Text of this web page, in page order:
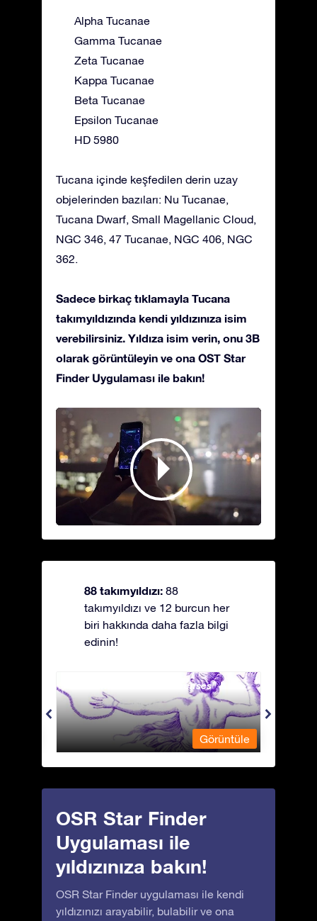
Alpha Tucanae
Gamma Tucanae
Zeta Tucanae
Kappa Tucanae
Beta Tucanae
Epsilon Tucanae
HD 5980
Tucana içinde keşfedilen derin uzay
objelerinden bazıları: Nu Tucanae,
Tucana Dwarf, Small Magellanic Cloud,
NGC 346, 47 Tucanae, NGC 406, NGC
362.
Sadece birkaç tıklamayla Tucana
takımyıldızında kendi yıldızınıza isim
verebilirsiniz. Yıldıza isim verin, onu 3B
olarak görüntüleyin ve ona OST Star
Finder Uygulaması ile bakın!
88 takımyıldızı: 88
takımyıldızı ve 12 burcun her
biri hakkında daha fazla bilgi
edinin!
Andromeda - Zincirli Prenses
Görüntüle
OSR Star Finder
Uygulaması ile
yıldızınıza bakın!
OSR Star Finder uygulaması ile kendi
yıldızınızı arayabilir, bulabilir ve ona